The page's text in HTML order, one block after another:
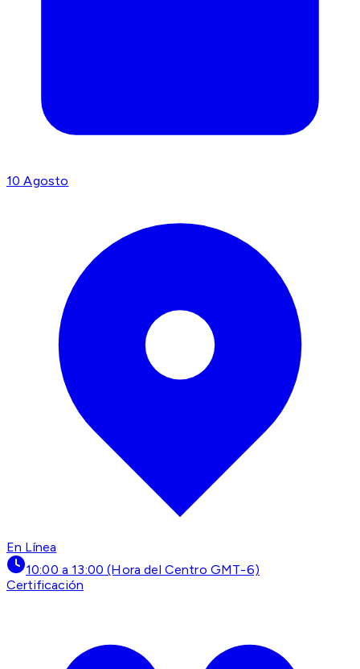
10 Agosto
En Línea
10:00 a 13:00 (Hora del Centro GMT-6)
Certificación